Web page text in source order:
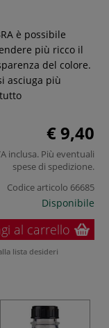
è possibile
più ricco il
del colore.
asciuga più
€ 9,40
inclusa. Più eventuali
spese di spedizione.
Codice articolo 66685
Disponibile
al carrello
lista desideri